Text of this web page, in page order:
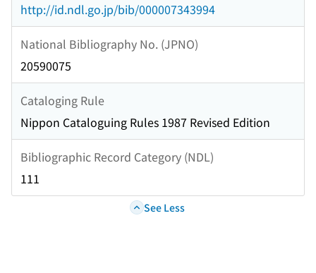
http://id.ndl.go.jp/bib/000007343994
National Bibliography No. (JPNO)
20590075
Cataloging Rule
Nippon Cataloguing Rules 1987 Revised Edition
Bibliographic Record Category (NDL)
111
See Less